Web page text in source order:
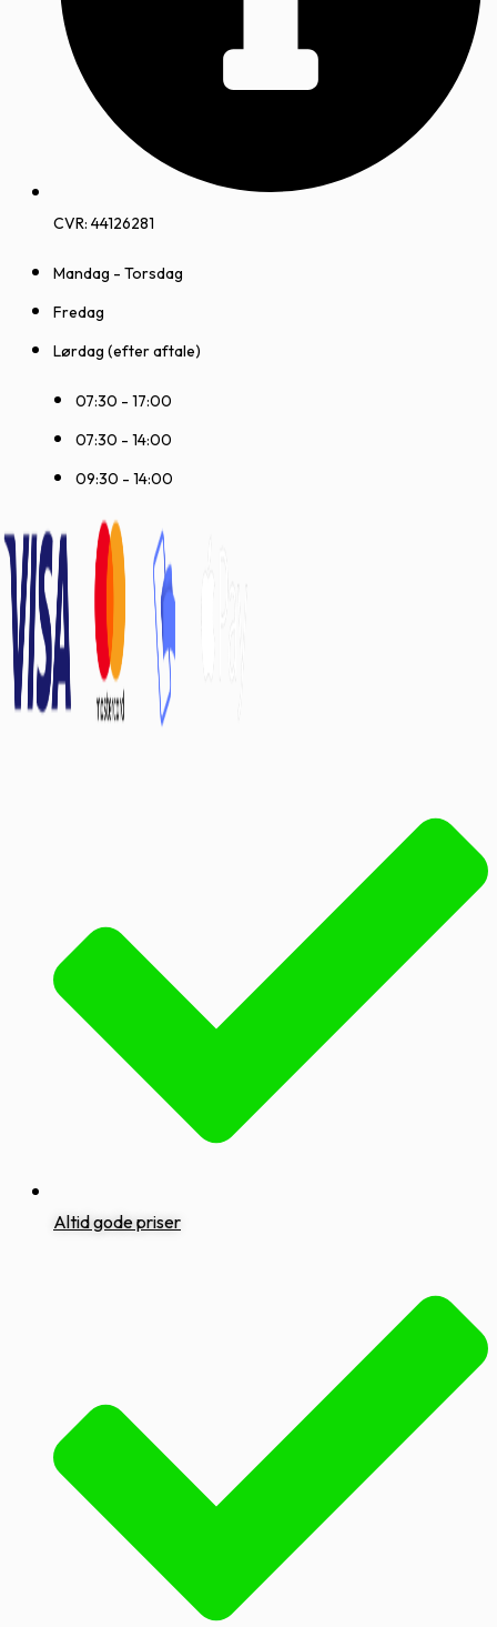
CVR: 44126281
Mandag - Torsdag
Fredag
Lørdag (efter aftale)
07:30 - 17:00
07:30 - 14:00
09:30 - 14:00
Altid gode priser